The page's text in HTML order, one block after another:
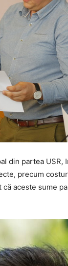
din partea
precum
aceste sume